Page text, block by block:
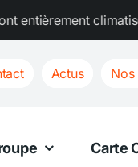
Chaleur
Actus Nos
Carte